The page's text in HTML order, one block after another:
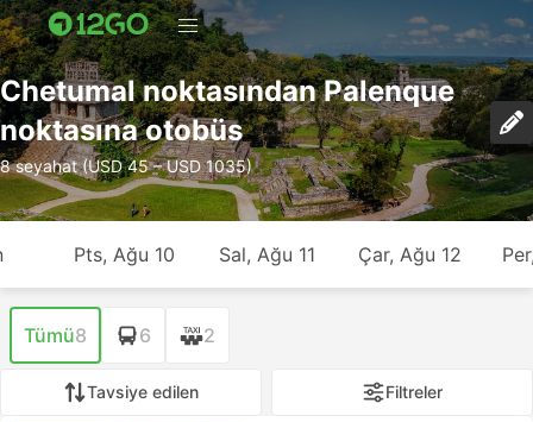
Chetumal noktasından Palenque
noktasına otobüs
8 seyahat (USD 45 – USD 1035)
Pts, Ağu 10 Sal, Ağu 11 Çar, Ağu 12
Tümü8 6 2
Tavsiye edilen Filtreler